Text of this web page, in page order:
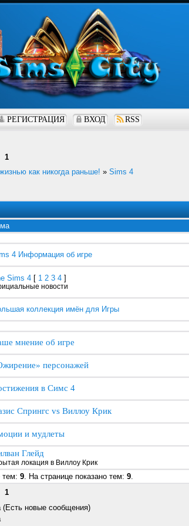
РЕГИСТРАЦИЯ ВХОД RSS
1
как никогда раньше! » Sims 4
4 Информация об игре
Sims 4 [ 1 2 3 4 ]
новости
коллекция имён для Игры
мнение об игре
персонажей
в Симс 4
Спрингс vs Виллоу Крик
и мудлеты
Глейд
локация в Виллоу Крик
9. На странице показано тем: 9.
1
новые сообщения)